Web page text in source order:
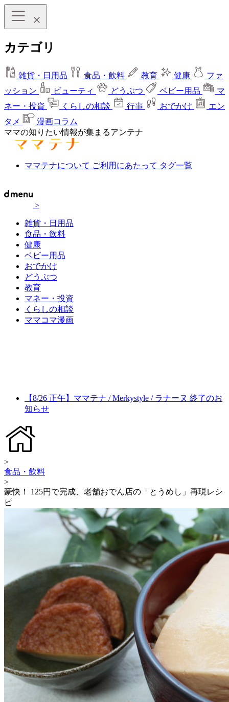
カテゴリ
雑貨・日用品 食品・飲料 教育 健康
ファ
ッション
ビューティ どうぶつ ベビー用品
マ
ネー・投資
くらしの相談 行事 おでかけ
エン
タメ
漫画コラム
ママの知りたい情報が集まるアンテナ
ママテナについて ご利用にあたって タグ一覧
>
雑貨・日用品
食品・飲料
健康
ベビー用品
おでかけ
どうぶつ
教育
マネー・投資
くらしの相談
ママコマ漫画
【8/26 正午】ママテナ / Merkystyle / ラナーヌ 終了のお
知らせ
>
食品・飲料
>
豪快！ 125円で完成、老舗おでん店の「とうめし」再現レシ
ピ